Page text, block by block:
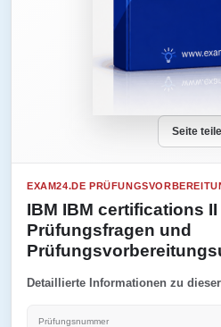
Seite
EXAM24.DE
IBM IBM certifications II
Prüfungsfragen und
Detaillierte Informationen zu
Prüfungsnummer